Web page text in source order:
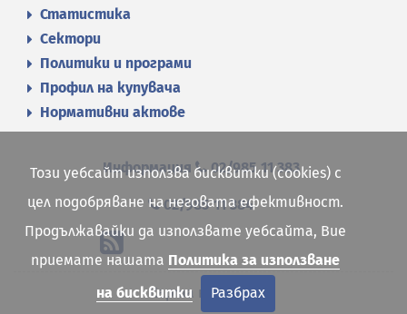
Статистика
Сектори
Политики и програми
Профил на купувача
Нормативни актове
Информация 02/985 11 383
02/985 11 384
Карта на сайта
Този уебсайт използва бисквитки (cookies) с
цел подобряване на неговата ефективност.
Продължавайки да използвате уебсайта, Вие
приемате нашата Политика за използване
на бисквитки
Разбрах